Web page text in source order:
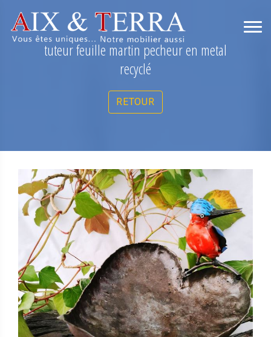
tuteur feuille martin pecheur en metal
recyclé
RETOUR